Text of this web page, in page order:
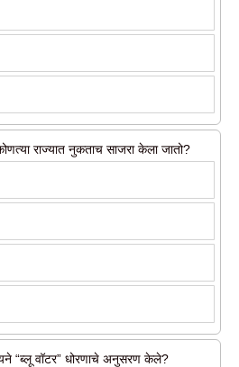
कोणत्या राज्यात नुकताच साजरा केला जातो?
“ब्लू वॉटर” धोरणाचे अनुसरण केले?